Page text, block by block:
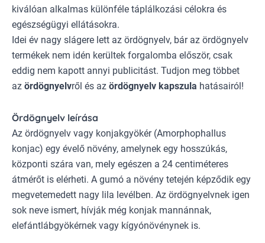
kiválóan alkalmas különféle táplálkozási célokra és
egészségügyi ellátásokra.
Idei év nagy slágere lett az ördögnyelv, bár az ördögnyelv
termékek nem idén kerültek forgalomba először, csak
eddig nem kapott annyi publicitást. Tudjon meg többet
az ördögnyelvről és az ördögnyelv kapszula hatásairól!
Ördögnyelv leírása
Az ördögnyelv vagy konjakgyökér(Amorphophallus
konjac) egy évelő növény, amelynek egy hosszúkás,
központi szára van, mely egészen a 24 centiméteres
átmérőt is elérheti. A gumó a növény tetején képződik egy
megvetemedett nagy lila levélben. Az ördögnyelvnek igen
sok neve ismert, hívják még konjak mannánnak,
elefántlábgyökérnek vagy kígyónövénynek is.